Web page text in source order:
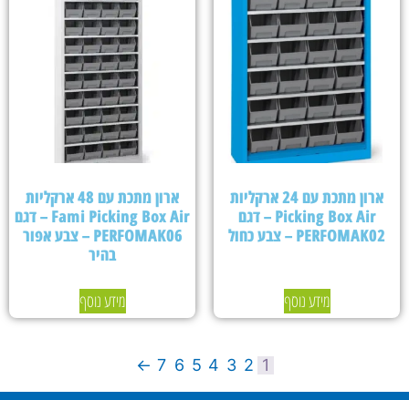
ארון מתכת עם 24 ארקליות
Picking Box Air – דגם
PERFOMAK02 – צבע כחול
מידע נוסף
ארון מתכת עם 48 ארקליות
Fami Picking Box Air – דגם
PERFOMAK06 – צבע אפור
בהיר
מידע נוסף
1
2
3
4
5
6
7
←